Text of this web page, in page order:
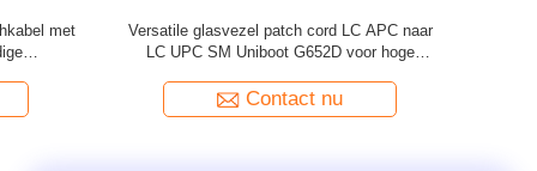
4 Core
LSZH Duplex FC UPC naar SC APC Fiber
Optic Patch Cord voor
Contact nu